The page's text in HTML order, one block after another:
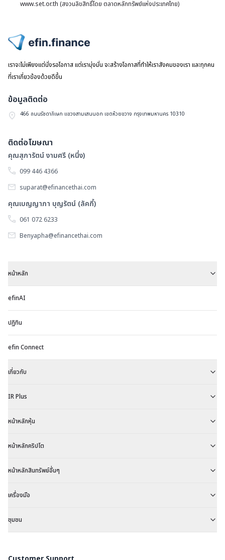
www.set.or.th (สงวนลิขสิทธิ์โดย ตลาดหลักทรัพย์แห่งประเทศไทย)
ไปหน้าแรก
เราจะไม่เพียงแต่นั่งรอโอกาส แต่เรามุ่งมั่น จะสร้างโอกาสที่ทำให้เราสังคมของเรา และทุกคน
ที่เราเกี่ยวข้องด้วยดีขึ้น
ข้อมูลติดต่อ
466 ถนนรัชดาภิเษก แขวงสามเสนนอก เขตห้วยขวาง กรุงเทพมหานคร 10310
ติดต่อโฆษณา
คุณสุภารัตน์ งามศรี (หนึ่ง)
099 446 4366
suparat@efinancethai.com
คุณเบญญาภา บุญรัตน์ (ลัคกี้)
061 072 6233
Benyapha@efinancethai.com
หน้าหลัก
efinAI
ปฏิทิน
efin Connect
เกี่ยวกับ
IR Plus
หน้าหลักหุ้น
หน้าหลักคริปโต
หน้าหลักสินทรัพย์อื่นๆ
เครื่องมือ
ชุมชน